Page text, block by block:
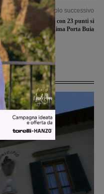
Articolo successivo
Gioco dell’Anello: con 23 punti si
aggiudica la finalissima Porta Buia